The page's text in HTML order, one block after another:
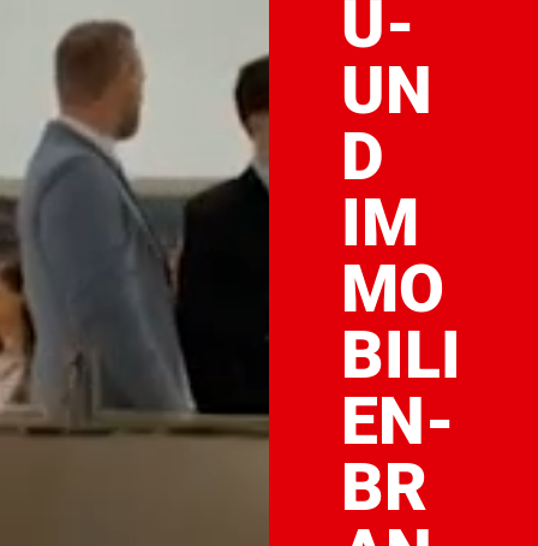
U-
UN
D
IM
MO
BILI
EN-
BR